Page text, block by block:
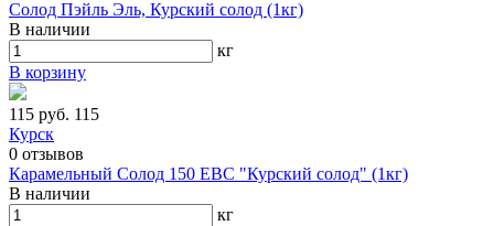
Солод Пэйль Эль, Курский солод (1кг)
В наличии
кг
В корзину
115 руб. 115
Курск
0 отзывов
Карамельный Солод 150 ЕВС "Курский солод" (1кг)
В наличии
кг